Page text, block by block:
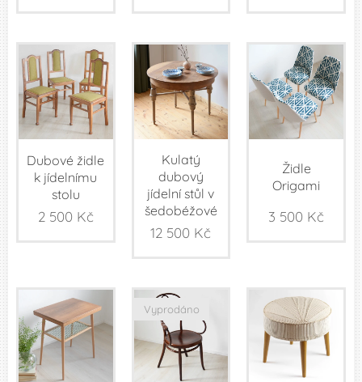
Dubové židle
k jídelnímu
stolu
2 500 Kč
Kulatý
dubový
jídelní stůl v
šedobéžové
12 500 Kč
Židle
Origami
3 500 Kč
Vyprodáno